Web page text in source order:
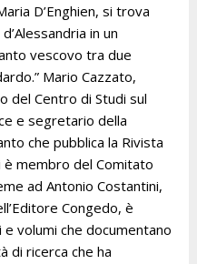
D’Enghien, si trova
in un
vescovo tra due
Mario Cazzato,
del Centro di Studi sul
e segretario della
che pubblica la Rivista
membro del Comitato
ad Antonio Costantini,
Congedo, è
volumi che documentano
di ricerca che ha